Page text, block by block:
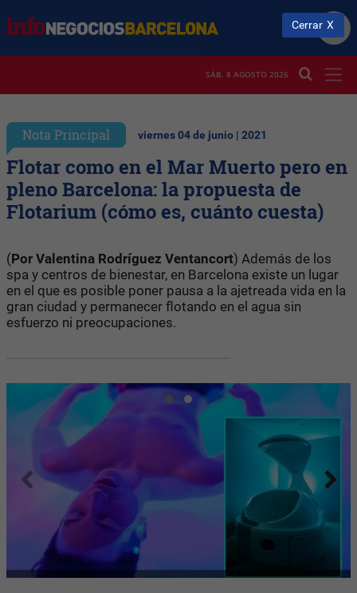
SÁB. 8 AGOSTO 2026
Nota Principal viernes 04 de junio | 2021
Flotar como en el Mar Muerto pero en
pleno Barcelona: la propuesta de
Flotarium (cómo es, cuánto cuesta)
(Por Valentina Rodríguez Ventancort) Además de los
spa y centros de bienestar, en Barcelona existe un lugar
en el que es posible poner pausa a la ajetreada vida en la
gran ciudad y permanecer flotando en el agua sin
esfuerzo ni preocupaciones.
Cerrar